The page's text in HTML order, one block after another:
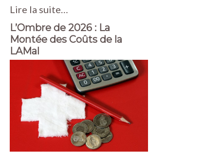
Lire la suite…
L’Ombre de 2026 : La
Montée des Coûts de la
LAMal